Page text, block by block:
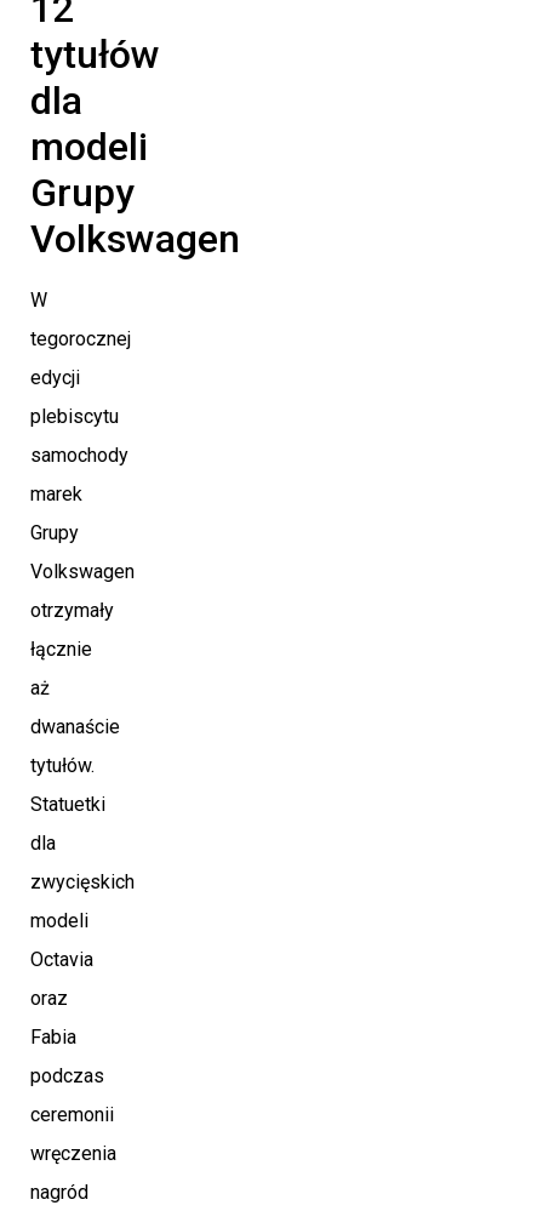
tytułów
dla
modeli
Grupy
Volkswagen
W
tegorocznej
edycji
plebiscytu
samochody
marek
Grupy
Volkswagen
otrzymały
łącznie
aż
dwanaście
tytułów.
Statuetki
dla
zwycięskich
modeli
Octavia
oraz
Fabia
podczas
ceremonii
wręczenia
nagród